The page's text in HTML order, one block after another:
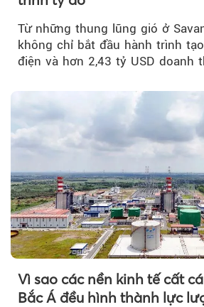
Từ những thung lũng gió ở
không chỉ bắt đầu hành trình
điện và hơn 2,43 tỷ USD doanh
Vì sao các nền kinh tế cất
Bắc Á đều hình thành lực